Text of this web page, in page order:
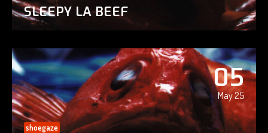
SLEEPY LA BEEF
05
May 25
shoegaze